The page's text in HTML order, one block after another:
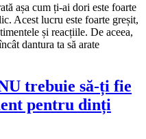
așa cum ți-ai dori este foarte
Acest lucru este foarte greșit,
și reacțiile. De aceea,
dantura ta să arate
trebuie să-ți fie
pentru dinți